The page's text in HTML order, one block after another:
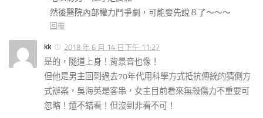
然後醫院內部權力鬥爭劇，可能要先說８了～～～
回覆
kk 2018 年 6 月 14 日下午 11:27
是的，隧道上身！背景音也像！
但他是男主回到過去70年代用科學方式抵抗傳統的猜側方
式辦案，吳海英是客串，女主目前看來無殺傷力不重要可
忽略！還不錯看！但沒到非看不可！